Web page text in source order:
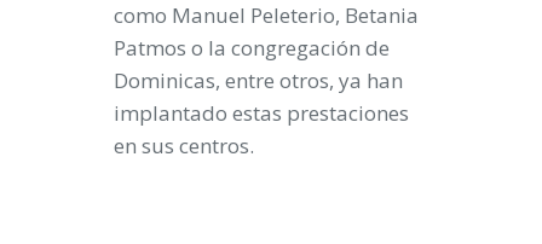
como Manuel Peleterio, Betania
Patmos o la congregación de
Dominicas, entre otros, ya han
implantado estas prestaciones
en sus centros.